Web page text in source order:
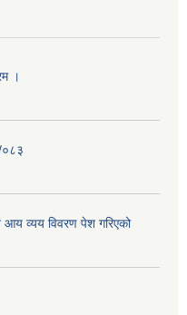
।
०८३
आय व्यय विवरण पेश गरिएको